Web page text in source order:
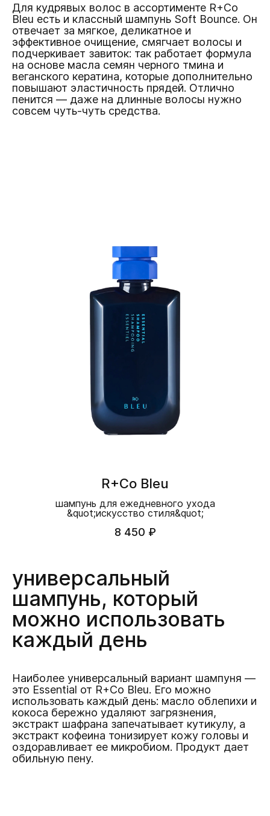
Для кудрявых волос в ассортименте R+Co
Bleu есть и классный шампунь Soft Bounce. Он
отвечает за мягкое, деликатное и
эффективное очищение, смягчает волосы и
подчеркивает завиток: так работает формула
на основе масла семян черного тмина и
веганского кератина, которые дополнительно
повышают эластичность прядей. Отлично
пенится — даже на длинные волосы нужно
совсем чуть-чуть средства.
R+Co Bleu
шампунь для ежедневного ухода
&quot;искусство стиля&quot;
8 450 ₽
универсальный
шампунь, который
можно использовать
каждый день
Наиболее универсальный вариант шампуня —
это Essential от R+Co Bleu. Его можно
использовать каждый день: масло облепихи и
кокоса бережно удаляют загрязнения,
экстракт шафрана запечатывает кутикулу, а
экстракт кофеина тонизирует кожу головы и
оздоравливает ее микробиом. Продукт дает
обильную пену.